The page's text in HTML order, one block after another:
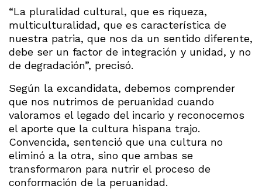
“La pluralidad cultural, que es riqueza,
multiculturalidad, que es característica de
nuestra patria, que nos da un sentido diferente,
debe ser un factor de integración y unidad, y no
de degradación”, precisó.
Según la excandidata, debemos comprender
que nos nutrimos de peruanidad cuando
valoramos el legado del incario y reconocemos
el aporte que la cultura hispana trajo.
Convencida, sentenció que una cultura no
eliminó a la otra, sino que ambas se
transformaron para nutrir el proceso de
conformación de la peruanidad.